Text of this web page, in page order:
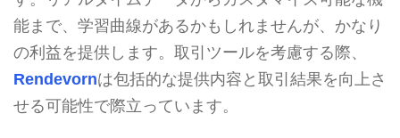
能まで、学習曲線があるかもしれませんが、かなり
の利益を提供します。取引ツールを考慮する際、
Rendevornは包括的な提供内容と取引結果を向上さ
せる可能性で際立っています。